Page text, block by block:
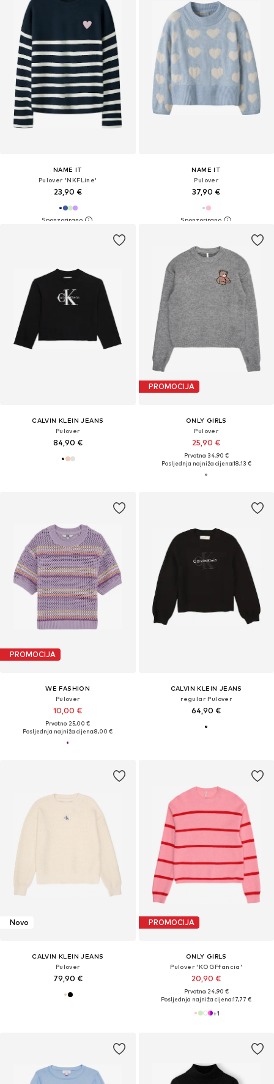
NAME IT
Pulover 'NKFLine'
23,90 €
NAME IT
Pulover
37,90 €
CALVIN KLEIN JEANS
Pulover
84,90 €
PROMOCIJA
ONLY GIRLS
Pulover
25,90 €
Prvotno: 34,90 €
Posljednja najniža cijena:18,13 €
PROMOCIJA
WE FASHION
Pulover
10,00 €
Prvotno: 25,00 €
Posljednja najniža cijena:8,00 €
CALVIN KLEIN JEANS
regular Pulover
64,90 €
Novo
CALVIN KLEIN JEANS
Pulover
79,90 €
PROMOCIJA
ONLY GIRLS
Pulover 'KOGFfancia'
20,90 €
Prvotno: 24,90 €
Posljednja najniža cijena:17,77 €
+1